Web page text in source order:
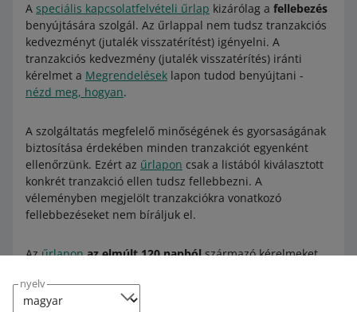
nyelv
A speciális kapcsolatfelvételi űrlap kizárólag a fellebezés
benyújtására szolgál. Az űrlappal nem tudsz tranzakciós
kedvezményt (jutalék visszatérítést) igényelni. A
tranzakciós kedvezmény (jutalék visszatérítés) iránti
kérelmet a Megrendelések lapon tudod benyújtani -
nézd meg, hogyan.
A szolgáltatás megfelelő minőségének és gyorsaságának
biztosítása érdekében minden tranzakciót egyenként
ellenőrzünk. Ezért az űrlapon csak a listából kiválasztott
konkrét tranzakció ellen tudsz fellebbezni. A
véleményben megjelölt tranzakciókra vonatkozó
fellebbezéseket nem bíráljuk el.
Azűrlapon az elmúlt 120 napbólszármazó kérelmeket
rendszerünkben rendelkezésre álló adatokat vesszük
figyelembe.